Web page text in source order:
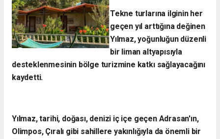
Tekne turlarına ilginin her
geçen yıl arttığına değinen
Yılmaz, yoğunluğun düzenli
bir liman altyapısıyla
desteklenmesinin bölge turizmine katkı sağlayacağını
kaydetti.
Yılmaz, tarihi, doğası, denizi iç içe geçen Adrasan'ın,
Olimpos, Çıralı gibi sahillere yakınlığıyla da önemli bir